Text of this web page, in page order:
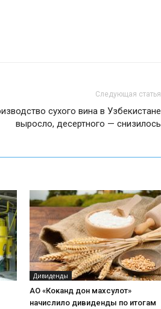
Следующая статья
сухого вина в Узбекистане
выросло, десертного — снизилось
Дивиденды
АО «Коканд дон махсулот»
начислило дивиденды по итогам